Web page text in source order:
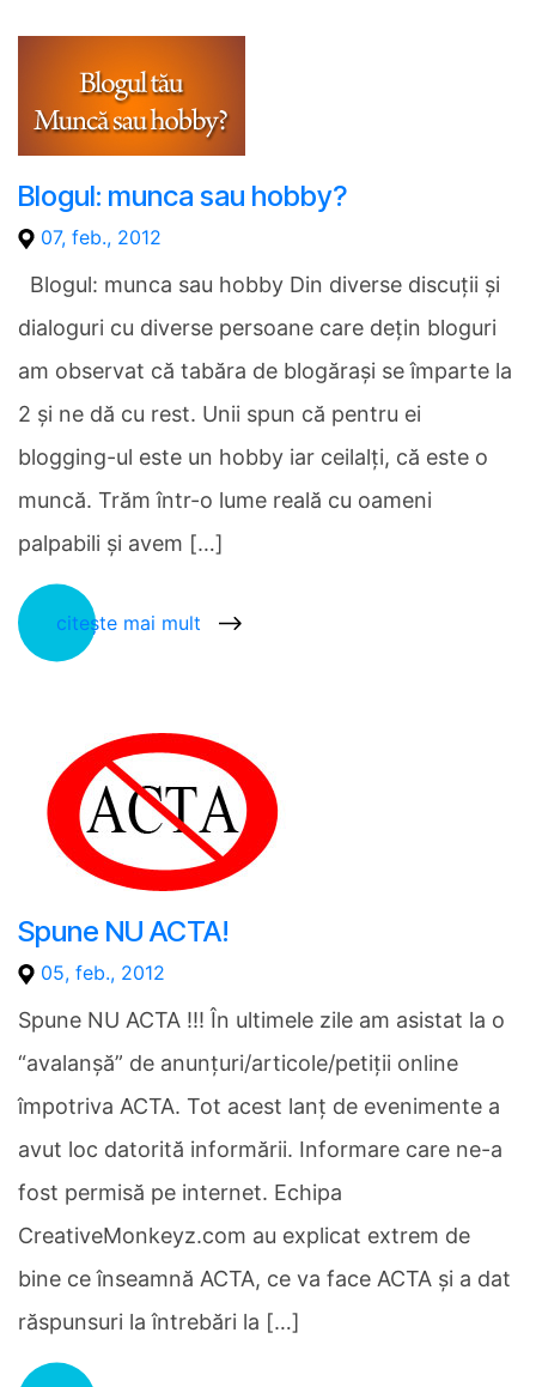
Blogul: munca sau hobby?
07, feb., 2012
Blogul: munca sau hobby Din diverse discuţii şi
dialoguri cu diverse persoane care deţin bloguri
am observat că tabăra de blogăraşi se împarte la
2 şi ne dă cu rest. Unii spun că pentru ei
blogging-ul este un hobby iar ceilalţi, că este o
muncă. Trăm într-o lume reală cu oameni
palpabili şi avem […]
citește mai mult
Spune NU ACTA!
05, feb., 2012
Spune NU ACTA !!! În ultimele zile am asistat la o
“avalanşă” de anunţuri/articole/petiţii online
împotriva ACTA. Tot acest lanţ de evenimente a
avut loc datorită informării. Informare care ne-a
fost permisă pe internet. Echipa
CreativeMonkeyz.com au explicat extrem de
bine ce înseamnă ACTA, ce va face ACTA şi a dat
răspunsuri la întrebări la […]